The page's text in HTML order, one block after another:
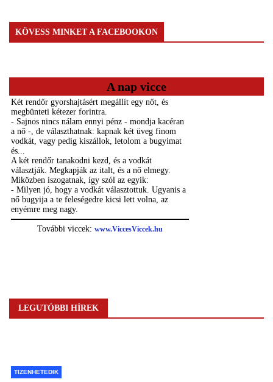
KÖVESS MINKET A FACEBOOKON
A nap vicce
LEGUTÓBBI HÍREK
TIZENHETEDIK